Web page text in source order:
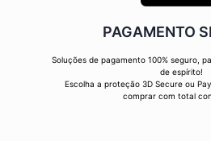
PAGAMENTO
Soluções de pagamento 100% seguro,
de espírito!
Escolha a proteção 3D Secure ou
comprar com total